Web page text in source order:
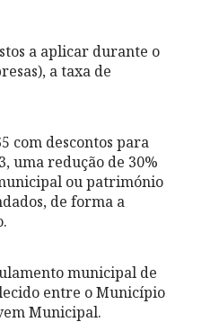
a aplicar durante o
a taxa de
com descontos para
uma redução de 30%
ou património
de forma a
municipal de
entre o Município
Municipal.